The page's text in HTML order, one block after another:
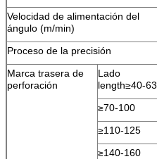
Velocidad de alimentación del
ángulo (m/min)
Proceso de la precisión
Marca trasera de
perforación
Lado
length≥40-63
≥70-100
≥110-125
≥140-160